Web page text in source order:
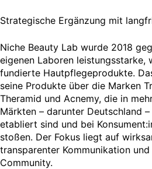
Strategische Ergänzung mit
Niche Beauty Lab wurde 2018
eigenen Laboren leistungsstarke,
fundierte Hautpflegeprodukte.
seine Produkte über die Marken
Theramid und Acnemy, die in
Märkten – darunter Deutschland
etabliert sind und bei
stoßen. Der Fokus liegt auf
transparenter Kommunikation
Community.